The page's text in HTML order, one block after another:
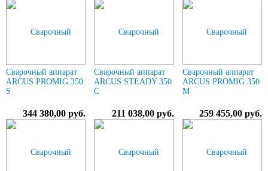
Сварочный аппарат
ARCUS PROMIG 350
S
344 380,00 руб.
Сварочный аппарат
ARCUS STEADY 350
C
211 038,00 руб.
Сварочный аппарат
ARCUS PROMIG 350
M
259 455,00 руб.